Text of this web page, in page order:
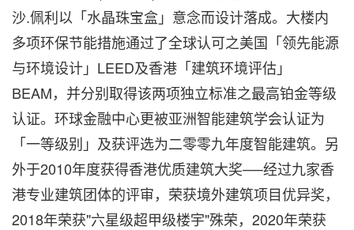
沙.佩利以「水晶珠宝盒」意念而设计落成。大楼内
多项环保节能措施通过了全球认可之美国「领先能源
与环境设计」LEED及香港「建筑环境评估」
BEAM，并分别取得该两项独立标准之最高铂金等级
认证。环球金融中心更被亚洲智能建筑学会认证为
「一等级别」及获评选为二零零九年度智能建筑。另
外于2010年度获得香港优质建筑大奖──经过九家香
港专业建筑团体的评审，荣获境外建筑项目优异奖，
2018年荣获"六星级超甲级楼宇"殊荣，2020年荣获